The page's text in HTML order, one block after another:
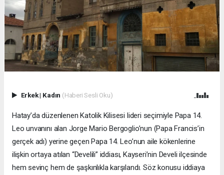
Erkek| Kadın (Haberi Sesli Oku)
Hatay’da düzenlenen Katolik Kilisesi lideri seçimiyle Papa 14.
Leo unvanını alan Jorge Mario Bergoglio’nun (Papa Francis’in
gerçek adı) yerine geçen Papa 14. Leo’nun aile kökenlerine
ilişkin ortaya atılan “Develili” iddiası, Kayseri’nin Develi ilçesinde
hem sevinç hem de şaşkınlıkla karşılandı. Söz konusu iddiaya